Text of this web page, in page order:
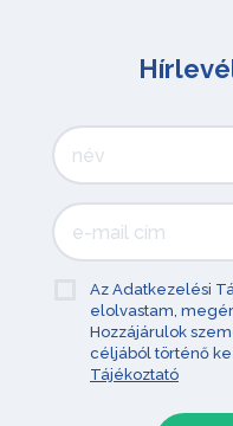
Az Adatkezelési
elolvastam,
Hozzájárulok
céljából történő
Tájékoztató